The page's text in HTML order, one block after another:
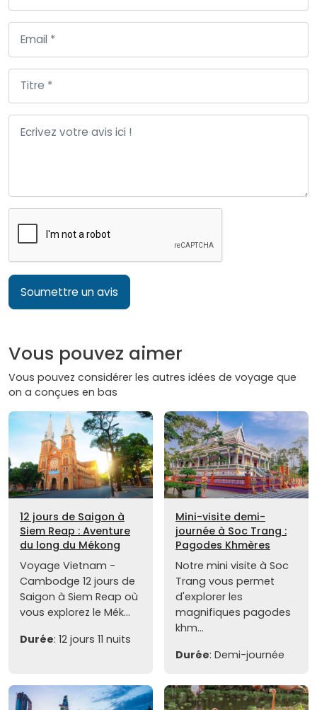
Soumettre un avis
Vous pouvez aimer
Vous pouvez considérer les autres idées de voyage que
on a conçues en bas
12 jours de Saigon à
Siem Reap : Aventure
du long du Mékong
Voyage Vietnam -
Cambodge 12 jours de
Saigon à Siem Reap où
vous explorez le Mék...
Durée: 12 jours 11 nuits
Mini-visite demi-
journée à Soc Trang :
Pagodes Khmères
Notre mini visite à Soc
Trang vous permet
d'explorer les
magnifiques pagodes
khm...
Durée: Demi-journée